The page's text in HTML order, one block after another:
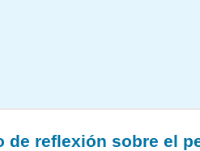
de reflexión sobre el